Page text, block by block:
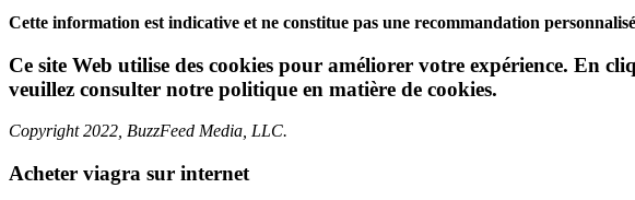
Cette information est indicative et ne constitue pas une recommandation
Ce site Web utilise des cookies pour améliorer votre expérience. En
veuillez consulter notre politique en matière de cookies.
Copyright 2022, BuzzFeed Media, LLC.
Acheter viagra sur internet